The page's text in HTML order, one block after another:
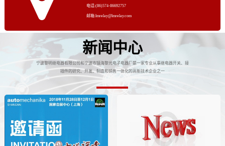
电话:(86)574-86692757
邮箱:lmrelay@lmrelay.com
新闻中心
宁波黎明继电器有限公司和宁波市镇海黎光电子电器厂是一家专业从事继电器开关、接
插件的研究、开发、制造和销售一体化的高新技术企业之一